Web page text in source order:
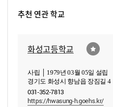
추천 연관 학교
화성고등학교
사립 │ 1979년 03월 05일 설립
경기도 화성시 향남읍 장짐길 4
031-352-7813
https://hwasung-h.goehs.kr/